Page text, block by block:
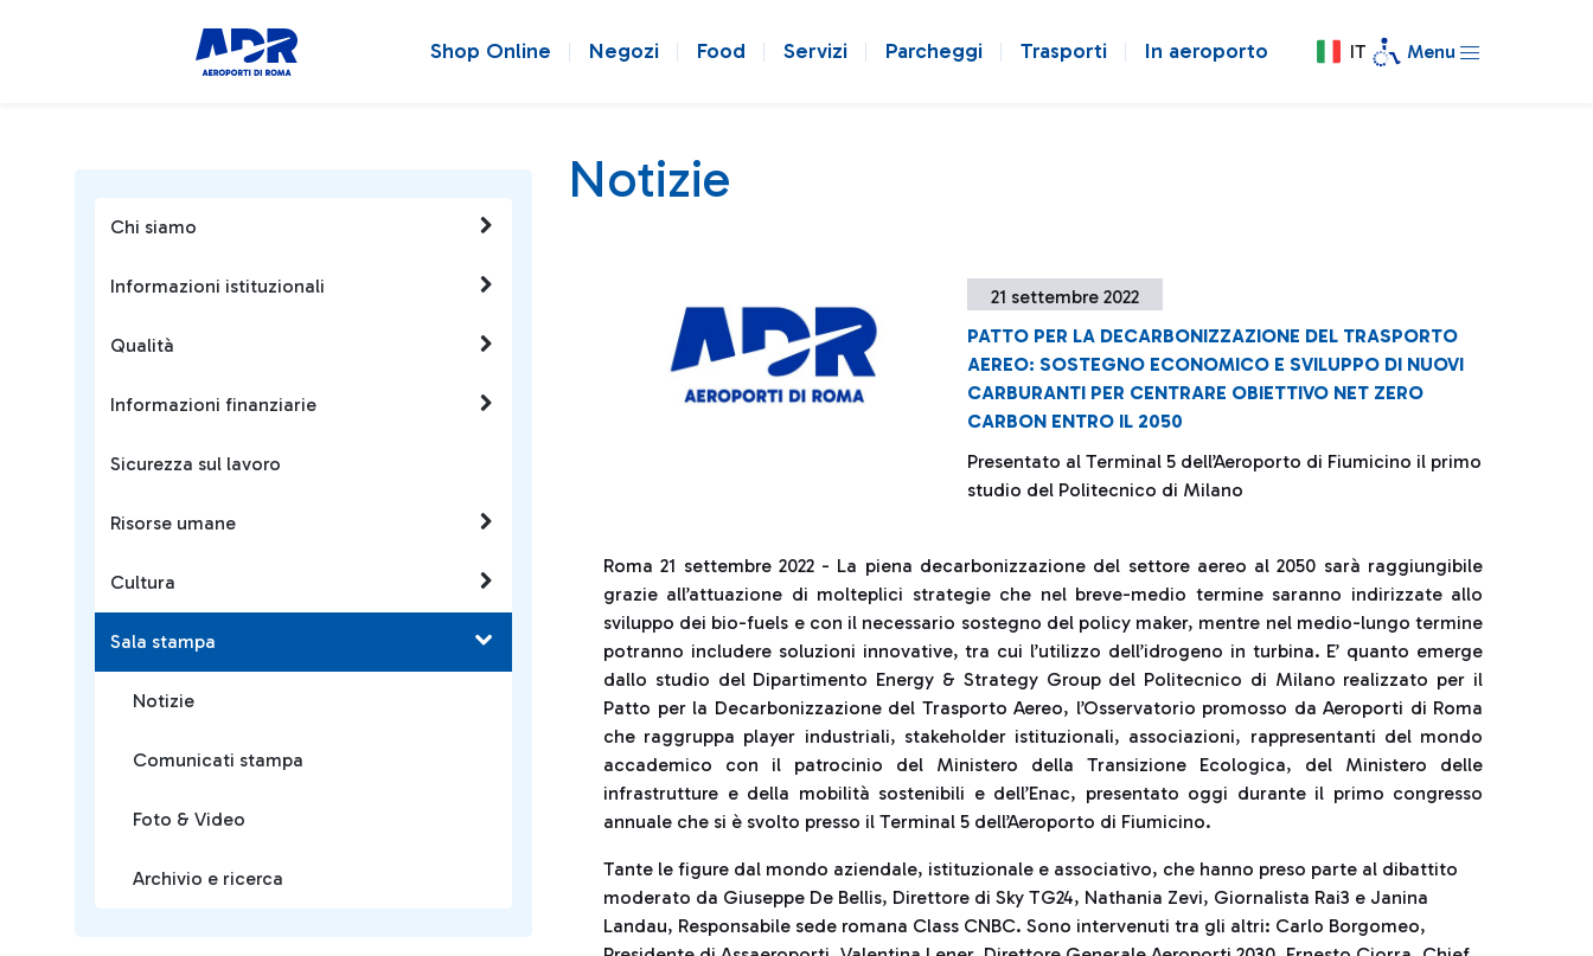
Shop Online Negozi Food Servizi Parcheggi Trasporti In aeroporto IT Menu
Chi siamo
Informazioni istituzionali
Qualità
Informazioni finanziarie
Sicurezza sul lavoro
Risorse umane
Cultura
Sala stampa
Notizie
Comunicati stampa
Foto & Video
Archivio e ricerca
Notizie
21 settembre 2022
PATTO PER LA DECARBONIZZAZIONE DEL TRASPORTO
AEREO: SOSTEGNO ECONOMICO E SVILUPPO DI NUOVI
CARBURANTI PER CENTRARE OBIETTIVO NET ZERO
CARBON ENTRO IL 2050
Presentato al Terminal 5 dell’Aeroporto di Fiumicino il primo
studio del Politecnico di Milano
Roma 21 settembre 2022 - La piena decarbonizzazione del settore aereo al 2050 sarà raggiungibile
grazie all’attuazione di molteplici strategie che nel breve-medio termine saranno indirizzate allo
sviluppo dei bio-fuels e con il necessario sostegno del policy maker, mentre nel medio-lungo termine
potranno includere soluzioni innovative, tra cui l’utilizzo dell’idrogeno in turbina. E’ quanto emerge
dallo studio del Dipartimento Energy & Strategy Group del Politecnico di Milano realizzato per il
Patto per la Decarbonizzazione del Trasporto Aereo, l’Osservatorio promosso da Aeroporti di Roma
che raggruppa player industriali, stakeholder istituzionali, associazioni, rappresentanti del mondo
accademico con il patrocinio del Ministero della Transizione Ecologica, del Ministero delle
infrastrutture e della mobilità sostenibili e dell’Enac, presentato oggi durante il primo congresso
annuale che si è svolto presso il Terminal 5 dell’Aeroporto di Fiumicino.
Tante le figure dal mondo aziendale, istituzionale e associativo, che hanno preso parte al dibattito
moderato da Giuseppe De Bellis, Direttore di Sky TG24, Nathania Zevi, Giornalista Rai3 e Janina
Landau, Responsabile sede romana Class CNBC. Sono intervenuti tra gli altri: Carlo Borgomeo,